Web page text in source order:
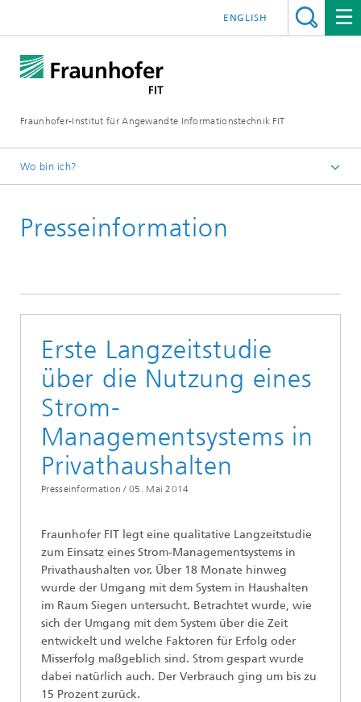
Fraunhofer-Institut für Angewandte Informationstechnik FIT
ENGLISH
Wo bin ich?
Presseinformation
Erste Langzeitstudie
über die Nutzung eines
Strom-
Managementsystems in
Privathaushalten
Presseinformation / 05. Mai 2014
Fraunhofer FIT legt eine qualitative Langzeitstudie
zum Einsatz eines Strom-Managementsystems in
Privathaushalten vor. Über 18 Monate hinweg
wurde der Umgang mit dem System in Haushalten
im Raum Siegen untersucht. Betrachtet wurde, wie
sich der Umgang mit dem System über die Zeit
entwickelt und welche Faktoren für Erfolg oder
Misserfolg maßgeblich sind. Strom gespart wurde
dabei natürlich auch. Der Verbrauch ging um bis zu
15 Prozent zurück.